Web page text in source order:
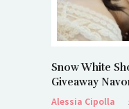
Snow White
Giveaway
Alessia Cipolla